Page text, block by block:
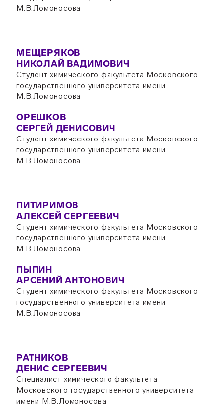
М.В.Ломоносова
МЕЩЕРЯКОВ
НИКОЛАЙ ВАДИМОВИЧ
Студент химического факультета Московского
государственного университета имени
М.В.Ломоносова
ОРЕШКОВ
СЕРГЕЙ ДЕНИСОВИЧ
Студент химического факультета Московского
государственного университета имени
М.В.Ломоносова
ПИТИРИМОВ
АЛЕКСЕЙ СЕРГЕЕВИЧ
Студент химического факультета Московского
государственного университета имени
М.В.Ломоносова
ПЫПИН
АРСЕНИЙ АНТОНОВИЧ
Студент химического факультета Московского
государственного университета имени
М.В.Ломоносова
РАТНИКОВ
ДЕНИС СЕРГЕЕВИЧ
Специалист химического факультета
Московского государственного университета
имени М.В.Ломоносова